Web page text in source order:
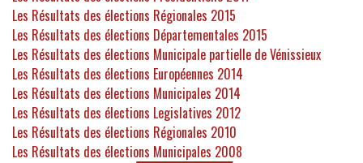
Les Résultats des élections Régionales 2015
Les Résultats des élections Départementales 2015
Les Résultats des élections Municipale partielle de Vénissieux
Les Résultats des élections Européennes 2014
Les Résultats des élections Municipales 2014
Les Résultats des élections Legislatives 2012
Les Résultats des élections Régionales 2010
Les Résultats des élections Municipales 2008